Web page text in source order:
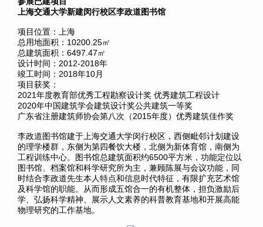
上海交通大学新建闵行校区李政道图书馆
项目位置：上海
总用地面积：10200.25㎡
总建筑面积：6497.47㎡
设计时间：2012-2018年
竣工时间：2018年10月
项目获奖：
2021年度教育部优秀工程勘察设计奖 优秀建筑工程设计
2020年中国建筑学会建筑设计奖公共建筑一等奖
广东省注册建筑师协会第八次（2015年度）优秀建筑佳作奖
李政道图书馆建于上海交通大学闵行校区，西侧毗邻计划建设
的理学楼群，东侧为第四餐饮大楼，北侧为新体育馆，南侧为
工程训练中心。图书馆总建筑面积约6500平方米，功能定位以
图书馆、档案馆和科学研究所为主，兼顾陈展与会议功能，同
时结合李政道先生本人特点和信息时代特征，有限扩充艺术馆
及科学馆的职能。从而形成五馆合一的有机整体，担负激励后
学、弘扬科学精神、展示人文素养的科普教育基地和开展高能
物理研究的工作基地。